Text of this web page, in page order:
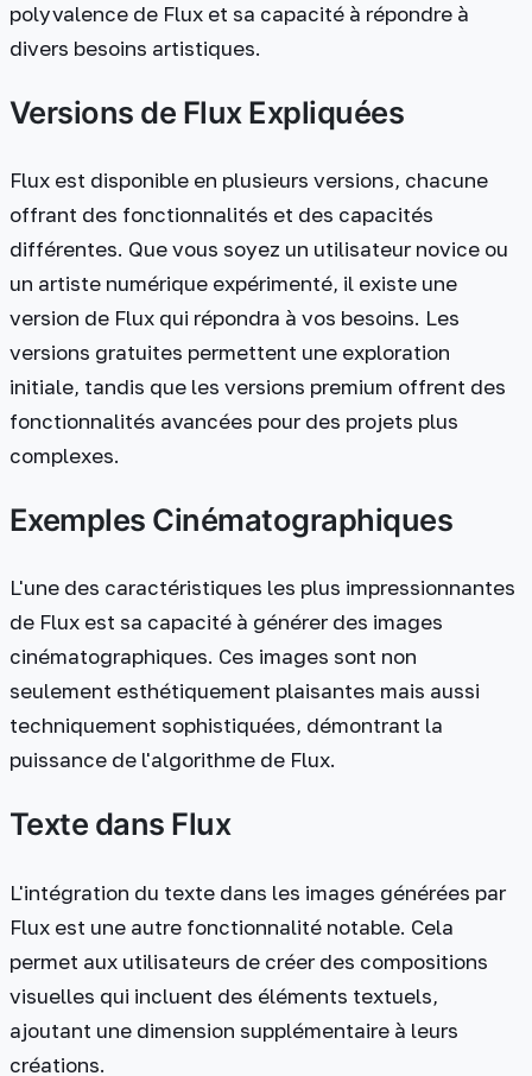
polyvalence de Flux et sa capacité à répondre à
divers besoins artistiques.
Versions de Flux Expliquées
Flux est disponible en plusieurs versions, chacune
offrant des fonctionnalités et des capacités
différentes. Que vous soyez un utilisateur novice ou
un artiste numérique expérimenté, il existe une
version de Flux qui répondra à vos besoins. Les
versions gratuites permettent une exploration
initiale, tandis que les versions premium offrent des
fonctionnalités avancées pour des projets plus
complexes.
Exemples Cinématographiques
L'une des caractéristiques les plus impressionnantes
de Flux est sa capacité à générer des images
cinématographiques. Ces images sont non
seulement esthétiquement plaisantes mais aussi
techniquement sophistiquées, démontrant la
puissance de l'algorithme de Flux.
Texte dans Flux
L'intégration du texte dans les images générées par
Flux est une autre fonctionnalité notable. Cela
permet aux utilisateurs de créer des compositions
visuelles qui incluent des éléments textuels,
ajoutant une dimension supplémentaire à leurs
créations.